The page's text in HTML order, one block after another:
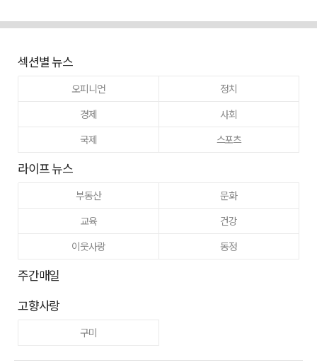
섹션별 뉴스
오피니언
정치
경제
사회
국제
스포츠
라이프 뉴스
부동산
문화
교육
건강
이웃사랑
동정
주간매일
고향사랑
구미